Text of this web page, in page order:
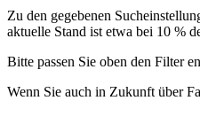
Zu den gegebenen
aktuelle Stand ist etwa bei 10 %
Bitte passen Sie oben den Filter
Wenn Sie auch in Zukunft über